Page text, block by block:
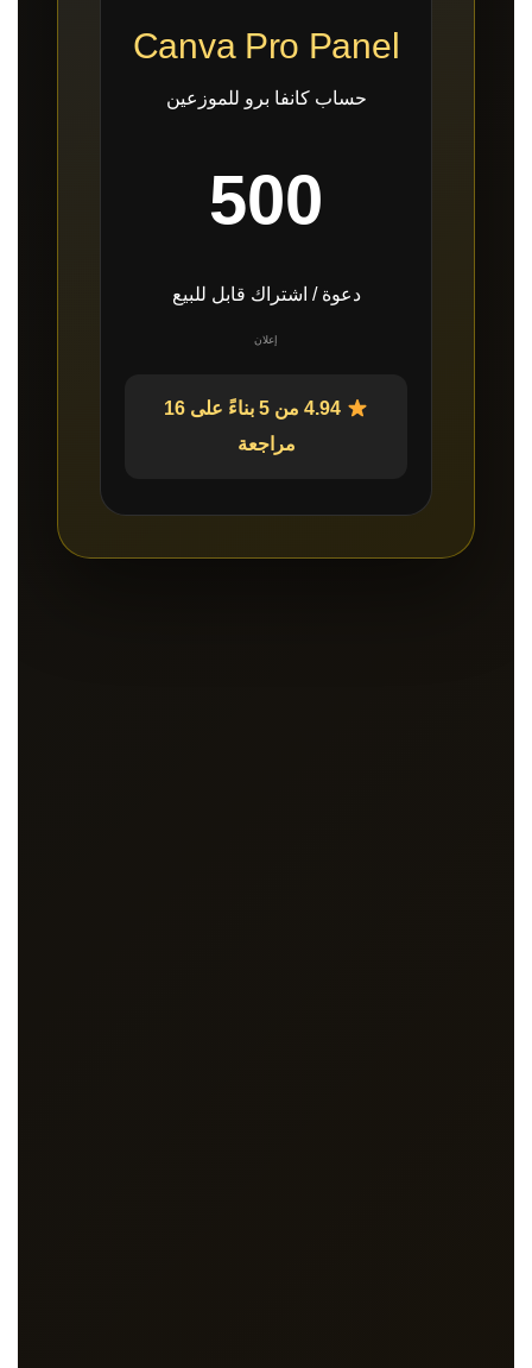
Canva Pro Panel
حساب كانفا برو للموزعين
500
دعوة / اشتراك قابل للبيع
إعلان
4.94 من 5 بناءً على 16
مراجعة